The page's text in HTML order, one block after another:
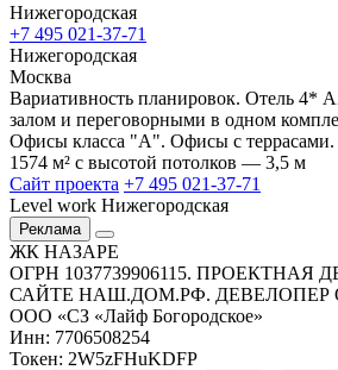
Нижегородская
+7 495 021-37-71
Нижегородская
Москва
Вариативность планировок. Отель 4*
залом и переговорными в одном
Офисы класса "А". Офисы с
1574 м² с высотой потолков — 3,5 м
Сайт проекта +7 495 021-37-71
Level work Нижегородская
Реклама
ЖК НАЗАРЕ
ОГРН 1037739906115. ПРОЕКТНАЯ
САЙТЕ НАШ.ДОМ.РФ. ДЕВЕЛОПЕР
ООО «СЗ «Лайф Богородское»
Инн: 7706508254
Токен: 2W5zFHuKDFP